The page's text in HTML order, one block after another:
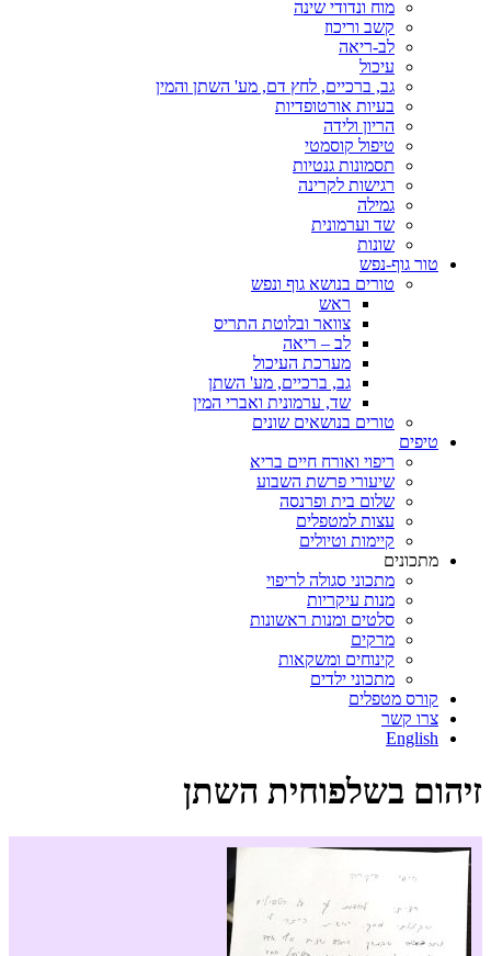
מוח ונדודי שינה
קשב וריכוז
לב-ריאה
עיכול
גב, ברכיים, לחץ דם, מע' השתן והמין
בעיות אורטופדיות
הריון ולידה
טיפול קוסמטי
תסמונות גנטיות
רגישות לקרינה
גמילה
שד וערמונית
שונות
טור גוף-נפש
טורים בנושא גוף ונפש
ראש
צוואר ובלוטת התריס
לב – ריאה
מערכת העיכול
גב, ברכיים, מע' השתן
שד, ערמונית ואברי המין
טורים בנושאים שונים
טיפים
ריפוי ואורח חיים בריא
שיעורי פרשת השבוע
שלום בית ופרנסה
עצות למטפלים
קיימות וטיולים
מתכונים
מתכוני סגולה לריפוי
מנות עיקריות
סלטים ומנות ראשונות
מרקים
קינוחים ומשקאות
מתכוני ילדים
קורס מטפלים
צרו קשר
English
זיהום בשלפוחית השתן